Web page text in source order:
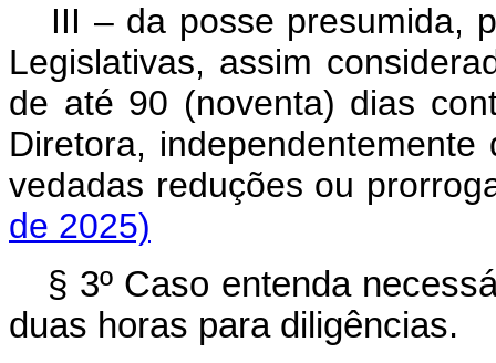
III – da posse presumida,
Legislativas, assim
de até 90 (noventa) dias
Diretora,
vedadas reduções ou
de 2025)
§ 3º Caso entenda
duas horas para diligências.